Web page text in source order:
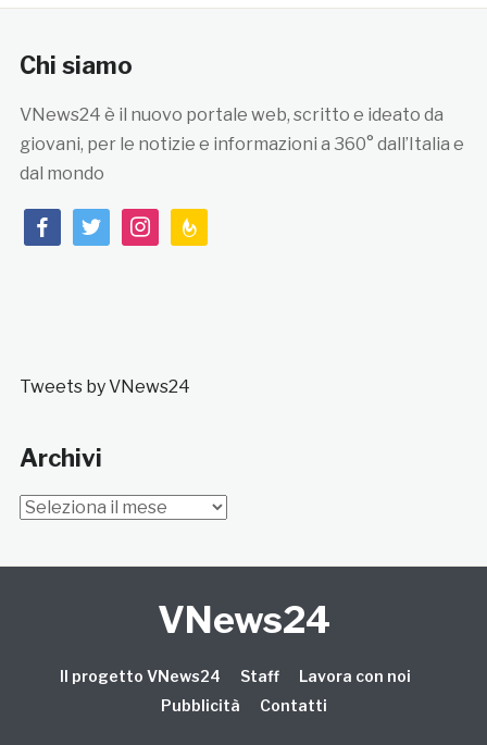
Chi siamo
VNews24 è il nuovo portale web, scritto e ideato da
giovani, per le notizie e informazioni a 360° dall’Italia e
dal mondo
facebooktwitterinstagramfeedburner
Tweets by VNews24
Archivi
Archivi
VNews24
Il progetto VNews24 Staff
Lavora con noi
Pubblicità
Contatti